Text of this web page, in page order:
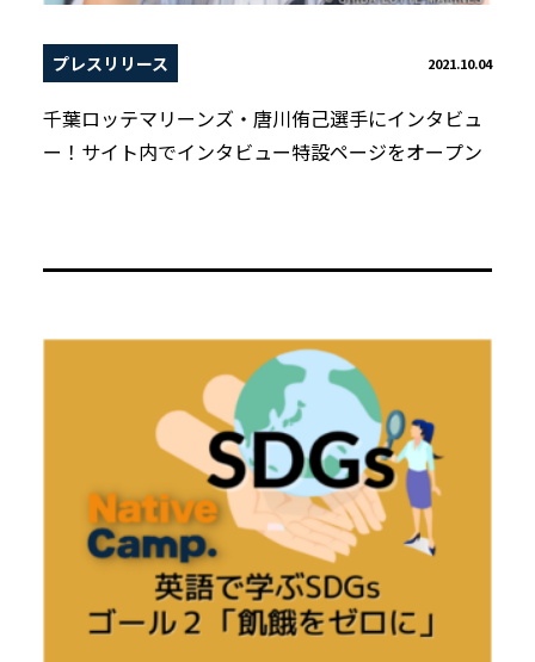
プレスリリース 2021.10.04
千葉ロッテマリーンズ・唐川侑己選手にインタビュ
ー！サイト内でインタビュー特設ページをオープン